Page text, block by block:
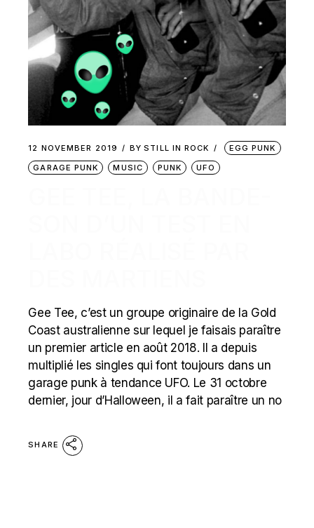
12 NOVEMBER 2019 BY STILL IN ROCK
EGG PUNK
GARAGE PUNK
MUSIC PUNK UFO
Gee Tee, c’est un groupe originaire de la Gold
Coast australienne sur lequel je faisais paraître
un premier article en août 2018. Il a depuis
multiplié les singles qui font toujours dans un
garage punk à tendance UFO. Le 31 octobre
dernier, jour d’Halloween, il a fait paraître un no
SHARE